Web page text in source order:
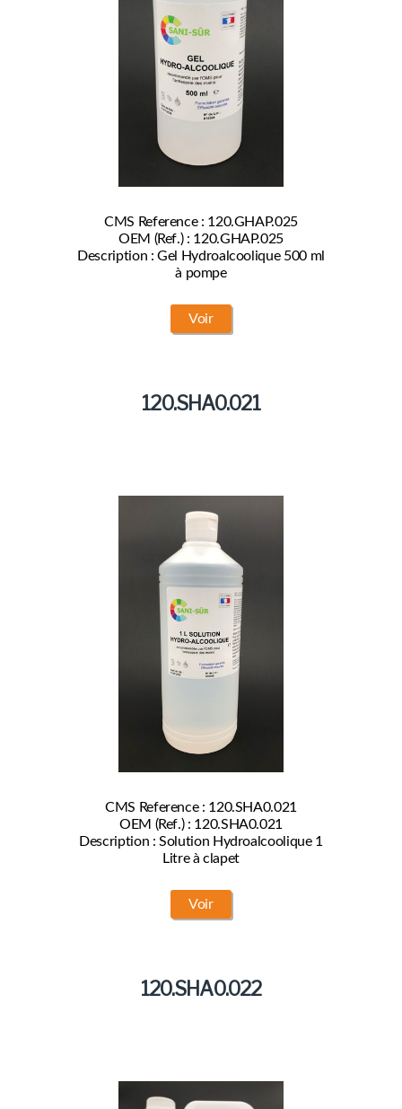
CMS Reference : 120.GHAP.025
OEM (Ref.) : 120.GHAP.025
Description : Gel Hydroalcoolique 500 ml
à pompe
Voir
120.SHA0.021
CMS Reference : 120.SHA0.021
OEM (Ref.) : 120.SHA0.021
Description : Solution Hydroalcoolique 1
Litre à clapet
Voir
120.SHA0.022